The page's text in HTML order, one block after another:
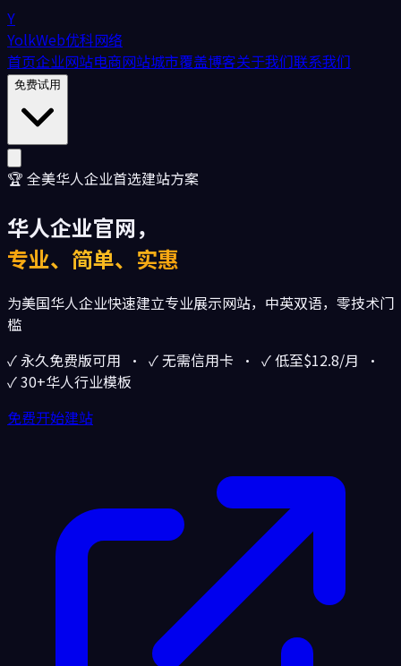
Y
YolkWeb优科网络
首页企业网站电商网站城市覆盖博客关于我们联系我们
免费试用
🏆 全美华人企业首选建站方案
华人企业官网，
专业、简单、实惠
为美国华人企业快速建立专业展示网站，中英双语，零技术门
槛
✓ 永久免费版可用 · ✓ 无需信用卡 · ✓ 低至$12.8/月 ·
✓ 30+华人行业模板
免费开始建站